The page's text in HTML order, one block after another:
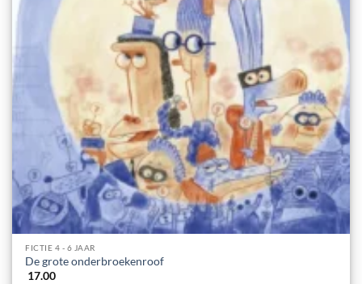
FICTIE 4 - 6 JAAR
De grote onderbroekenroof
17.00